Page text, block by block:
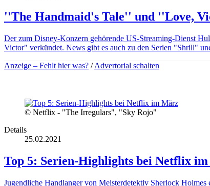
''The Handmaid's Tale'' und ''Love,
Der zum Disney-Konzern gehörende US-Streaming-Dienst
Victor" verkündet. News gibt es auch zu den Serien "Shrill"
Anzeige – Fehlt hier was? /Advertorial schalten
© Netflix - "The Irregulars", "Sky Rojo"
Details
25.02.2021
Top 5: Serien-Highlights bei Netflix
Jugendliche Handlanger von Meisterdetektiv Sherlock